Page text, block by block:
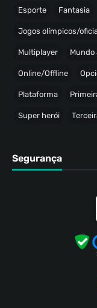
Esporte Fantasia
Jogos olímpicos/
Multiplayer Mundo
Online/Offline
Plataforma
Super herói
Segurança